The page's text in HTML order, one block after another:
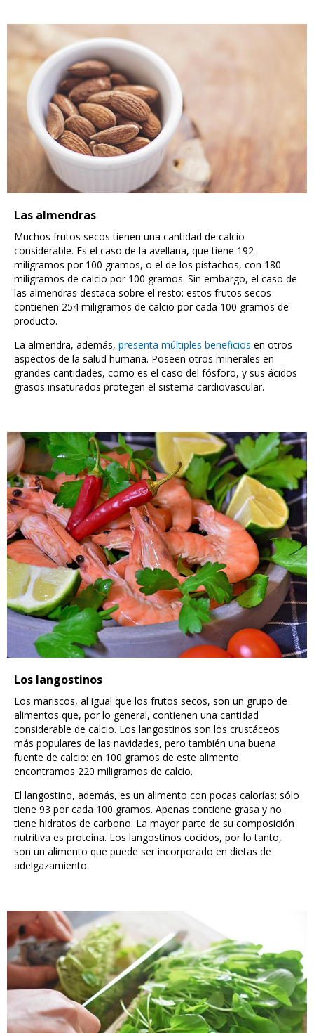
Las almendras
Muchos frutos secos tienen una cantidad de calcio
considerable. Es el caso de la avellana, que tiene 192
miligramos por 100 gramos, o el de los pistachos, con 180
miligramos de calcio por 100 gramos. Sin embargo, el caso de
las almendras destaca sobre el resto: estos frutos secos
contienen 254 miligramos de calcio por cada 100 gramos de
producto.
La almendra, además, presenta múltiples beneficios en otros
aspectos de la salud humana. Poseen otros minerales en
grandes cantidades, como es el caso del fósforo, y sus ácidos
grasos insaturados protegen el sistema cardiovascular.
Los langostinos
Los mariscos, al igual que los frutos secos, son un grupo de
alimentos que, por lo general, contienen una cantidad
considerable de calcio. Los langostinos son los crustáceos
más populares de las navidades, pero también una buena
fuente de calcio: en 100 gramos de este alimento
encontramos 220 miligramos de calcio.
El langostino, además, es un alimento con pocas calorías: sólo
tiene 93 por cada 100 gramos. Apenas contiene grasa y no
tiene hidratos de carbono. La mayor parte de su composición
nutritiva es proteína. Los langostinos cocidos, por lo tanto,
son un alimento que puede ser incorporado en dietas de
adelgazamiento.